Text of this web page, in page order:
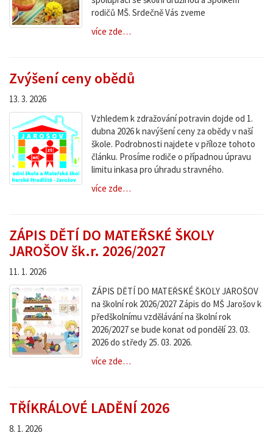
rodičů MŠ. Srdečně Vás zveme
více zde…
Zvýšení ceny obědů
13. 3. 2026
Vzhledem k zdražování potravin dojde od 1.
dubna 2026 k navýšení ceny za obědy v naší
škole. Podrobnosti najdete v příloze tohoto
článku. Prosíme rodiče o případnou úpravu
limitu inkasa pro úhradu stravného.
více zde…
ZÁPIS DĚTÍ DO MATEŘSKÉ ŠKOLY
JAROŠOV šk.r. 2026/2027
11. 1. 2026
ZÁPIS DĚTÍ DO MATEŘSKÉ ŠKOLY JAROŠOV
na školní rok 2026/2027 Zápis do MŠ Jarošov k
předškolnímu vzdělávání na školní rok
2026/2027 se bude konat od pondělí 23. 03.
2026 do středy 25. 03. 2026.
více zde…
TŘÍKRÁLOVÉ LADĚNÍ 2026
8. 1. 2026